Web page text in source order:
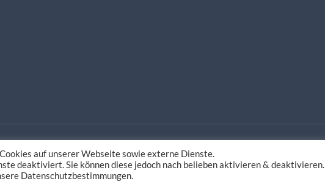
- Digitale Mediengestaltung
auf unserer Webseite sowie externe Dienste.
deaktiviert. Sie können diese jedoch nach belieben aktivieren & deaktivieren.
Datenschutzbestimmungen.